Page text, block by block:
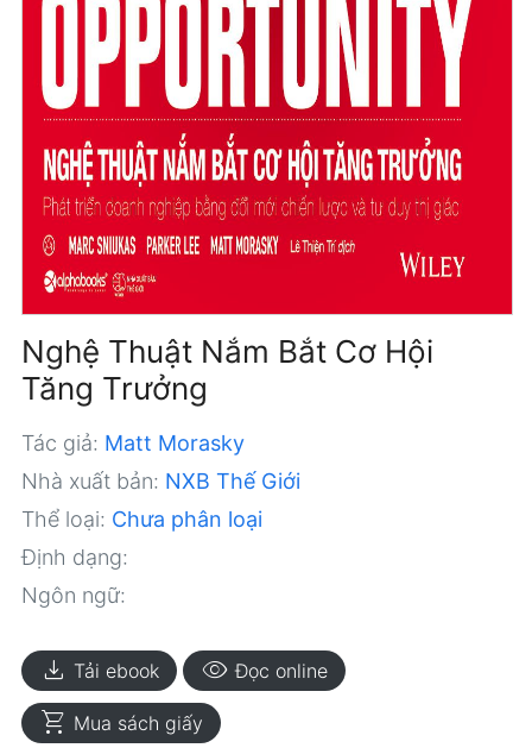
Nghệ Thuật Nắm Bắt Cơ Hội
Tăng Trưởng
Tác giả: Matt Morasky
Nhà xuất bản: NXB Thế Giới
Thể loại: Chưa phân loại
Định dạng:
Ngôn ngữ:
download Tải ebook visibility Đọc online
shopping_cart Mua sách giấy